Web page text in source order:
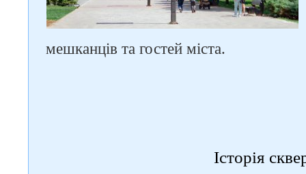
мешканців та гостей міста.
Історія